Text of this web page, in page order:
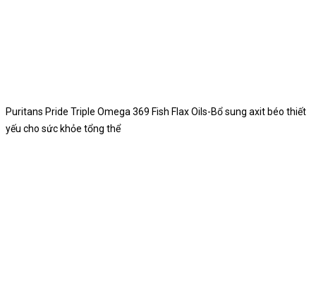
Puritans Pride Triple Omega 369 Fish Flax Oils-Bổ sung axit béo thiết
yếu cho sức khỏe tổng thể